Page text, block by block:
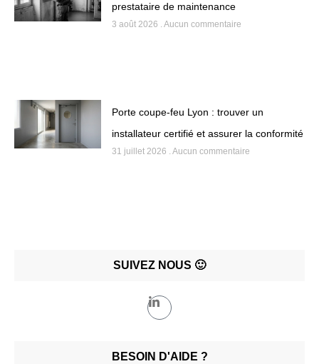
prestataire de maintenance
3 août 2026 Aucun commentaire
Porte coupe-feu Lyon : trouver un
installateur certifié et assurer la conformité
31 juillet 2026 Aucun commentaire
SUIVEZ NOUS 🙂
BESOIN D'AIDE ?